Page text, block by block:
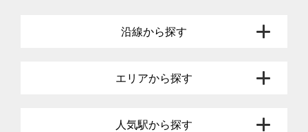
沿線から探す
エリアから探す
人気駅から探す